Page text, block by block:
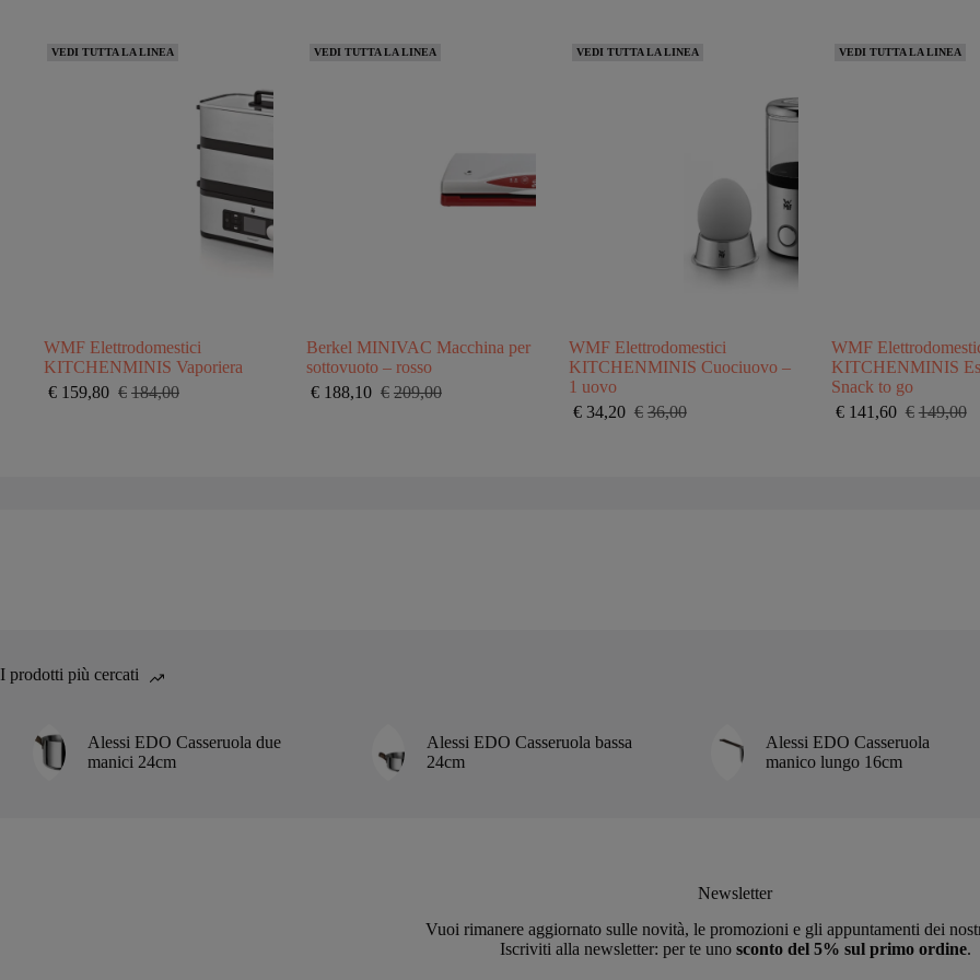
VEDI TUTTA LA LINEA
WMF Elettrodomestici
KITCHENMINIS Vaporiera
€ 184,00
Il
€ 159,80 Il
VEDI TUTTA LA LINEA
Berkel MINIVAC Macchina per
sottovuoto – rosso
€ 209,00
Il
€ 188,10 Il
VEDI TUTTA LA LINEA
WMF Elettrodomestici
KITCHENMINIS Cuociuovo –
1 uovo
€ 36,00
Il
€ 34,20 Il
VEDI TUTTA LA LINEA
WMF
KITCHENMINIS
Snack to go
€ 149,00
Il
€ 141,60 Il
I prodotti più cercati
Alessi EDO Casseruola due
manici 24cm
Alessi EDO Casseruola bassa
24cm
Alessi EDO Casseruola
manico lungo 16cm
Newsletter
Vuoi rimanere aggiornato sulle novità, le promozioni e gli appuntamenti dei
Iscriviti alla newsletter: per te uno sconto del 5% sul primo ordine.